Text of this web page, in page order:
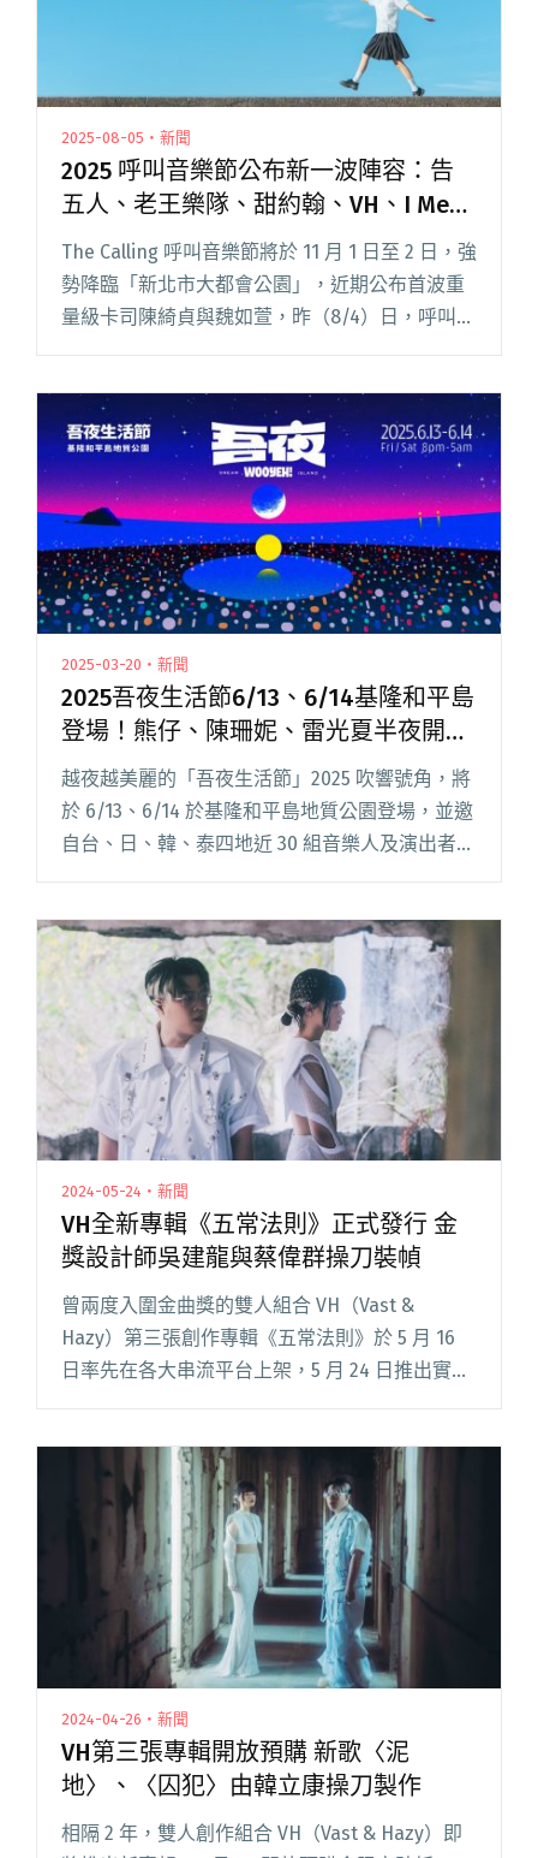
2025-08-05・新聞
2025 呼叫音樂節公布新一波陣容：告
五人、老王樂隊、甜約翰、VH、I Mean
Us
The Calling 呼叫音樂節將於 11 月 1 日至 2 日，強
勢降臨「新北市大都會公園」，近期公布首波重
量級卡司陳綺貞與魏如萱，昨（8/4）日，呼叫音
呼叫音樂節公布新一波陣容：告五人、老王樂
隊、甜約翰、VH、I Mean Us"
2025-03-20・新聞
2025吾夜生活節6/13、6/14基隆和平島
登場！熊仔、陳珊妮、雷光夏半夜開唱
（演出名單、場地圖更新）
越夜越美麗的「吾夜生活節」2025 吹響號角，將
於 6/13、6/14 於基隆和平島地質公園登場，並邀
自台、日、韓、泰四地近 30 組音樂人及演出者輪
番上陣，其中包括熊仔、雷光夏、陳珊妮等人，
第三閱讀全文 "2025吾夜生活節6/13、6/14基隆
和平島登場！熊仔、陳珊妮、雷光夏半夜開唱
（演出名單、場地圖更新）"
2024-05-24・新聞
VH全新專輯《五常法則》正式發行 金
獎設計師吳建龍與蔡偉群操刀裝幀
曾兩度入圍金曲獎的雙人組合 VH（Vast &
Hazy）第三張創作專輯《五常法則》於 5 月 16
日率先在各大串流平台上架，5 月 24 日推出實體
專輯。 為了給樂迷提前一睹新作的風采，VH 新
"VH全新專輯《五常法則》正式發行 金獎設計師
吳建龍與蔡偉群操刀裝幀"
2024-04-26・新聞
VH第三張專輯開放預購 新歌〈泥
地〉、〈囚犯〉由韓立康操刀製作
相隔 2 年，雙人創作組合 VH（Vast & Hazy）即